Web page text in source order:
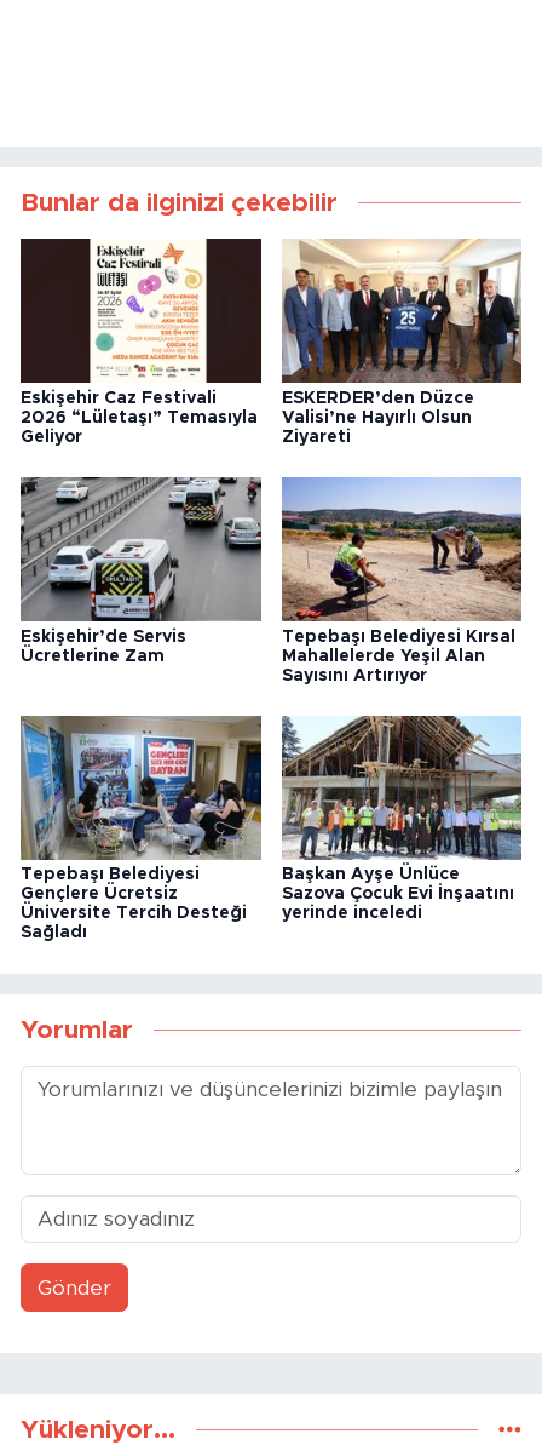
Bunlar da ilginizi çekebilir
Eskişehir Caz Festivali
2026 “Lületaşı” Temasıyla
Geliyor
ESKERDER’den Düzce
Valisi’ne Hayırlı Olsun
Ziyareti
Eskişehir’de Servis
Ücretlerine Zam
Tepebaşı Belediyesi Kırsal
Mahallelerde Yeşil Alan
Sayısını Artırıyor
Tepebaşı Belediyesi
Gençlere Ücretsiz
Üniversite Tercih Desteği
Sağladı
Başkan Ayşe Ünlüce
Sazova Çocuk Evi İnşaatını
yerinde inceledi
Yorumlar
Gönder
Yükleniyor...